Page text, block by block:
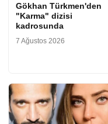
Gökhan Türkmen'den
"Karma" dizisi
kadrosunda
7 Ağustos 2026